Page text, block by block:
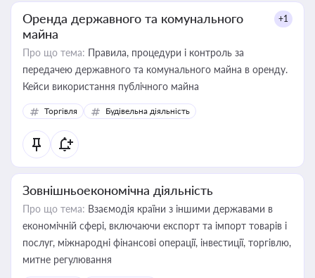
Оренда державного та комунального
майна
+1
Про що тема: Правила, процедури і контроль за
передачею державного та комунального майна в оренду.
Кейси використання публічного майна
Торгівля Будівельна діяльність
Зовнішньоекономічна діяльність
Про що тема: Взаємодія країни з іншими державами в
економічній сфері, включаючи експорт та імпорт товарів і
послуг, міжнародні фінансові операції, інвестиції, торгівлю,
митне регулювання